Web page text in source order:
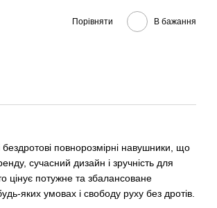
Порівняти В бажання
бездротові повнорозмірні навушники, що
сучасний дизайн і зручність для
цінує потужне та збалансоване
яких умовах і свободу руху без дротів.